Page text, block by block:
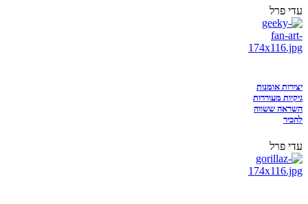
עדי פרל
יצירות אומנות
גיקיות מעוררות
השראה ששווה
להכיר
עדי פרל